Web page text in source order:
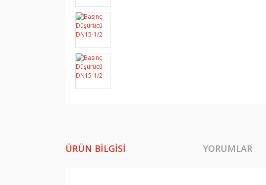
ÜRÜN BILGISI YORUMLAR